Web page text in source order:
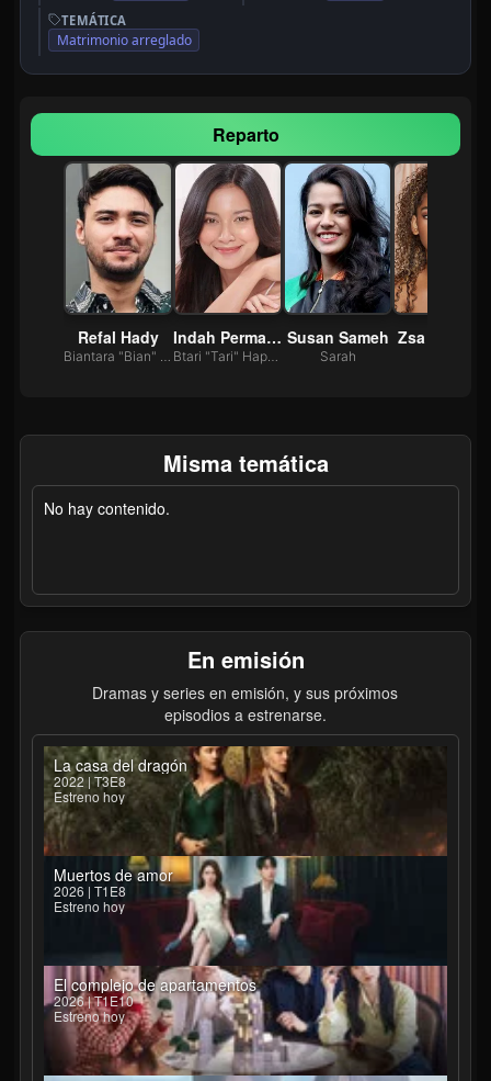
TEMÁTICA
Matrimonio arreglado
Reparto
Refal Hady
Biantara "Bian" Wicaksana
Indah Permatasari
Btari "Tari" Hapsari
Susan Sameh
Sarah
Zsa Zsa
Misma temática
No hay contenido.
En emisión
Dramas y series en emisión, y sus próximos
episodios a estrenarse.
La casa del dragón
2022 | T3E8
Estreno hoy
Muertos de amor
2026 | T1E8
Estreno hoy
El complejo de apartamentos
2026 | T1E10
Estreno hoy